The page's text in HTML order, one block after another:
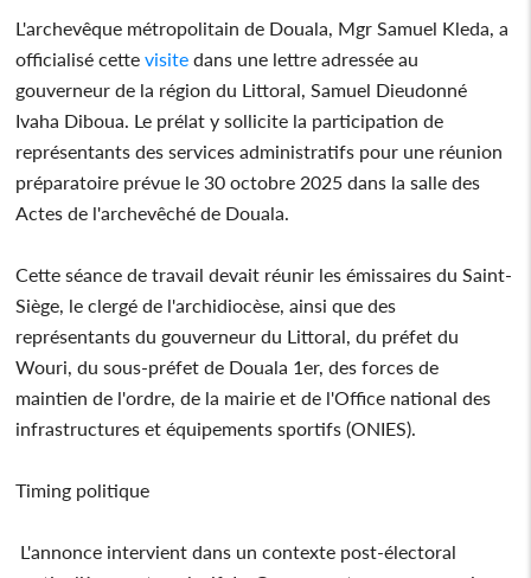
L'archevêque métropolitain de Douala, Mgr Samuel Kleda, a
officialisé cette visite dans une lettre adressée au
gouverneur de la région du Littoral, Samuel Dieudonné
Ivaha Diboua. Le prélat y sollicite la participation de
représentants des services administratifs pour une réunion
préparatoire prévue le 30 octobre 2025 dans la salle des
Actes de l'archevêché de Douala.
Cette séance de travail devait réunir les émissaires du Saint-
Siège, le clergé de l'archidiocèse, ainsi que des
représentants du gouverneur du Littoral, du préfet du
Wouri, du sous-préfet de Douala 1er, des forces de
maintien de l'ordre, de la mairie et de l'Office national des
infrastructures et équipements sportifs (ONIES).
Timing politique
L'annonce intervient dans un contexte post-électoral